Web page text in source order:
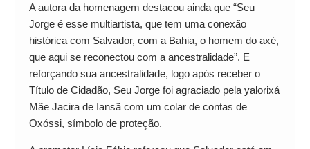
A autora da homenagem destacou ainda que “Seu
Jorge é esse multiartista, que tem uma conexão
histórica com Salvador, com a Bahia, o homem do axé,
que aqui se reconectou com a ancestralidade”. E
reforçando sua ancestralidade, logo após receber o
Título de Cidadão, Seu Jorge foi agraciado pela yalorixá
Mãe Jacira de Iansã com um colar de contas de
Oxóssi, símbolo de proteção.